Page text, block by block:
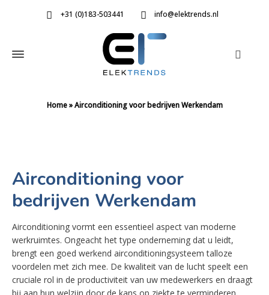
+31 (0)183-503441 info@elektrends.nl
Home»Airconditioning voor bedrijven Werkendam
Airconditioning voor
bedrijven Werkendam
Airconditioning vormt een essentieel aspect van moderne
werkruimtes. Ongeacht het type onderneming dat u leidt,
brengt een goed werkend airconditioningsysteem talloze
voordelen met zich mee. De kwaliteit van de lucht speelt een
cruciale rol in de productiviteit van uw medewerkers en draagt